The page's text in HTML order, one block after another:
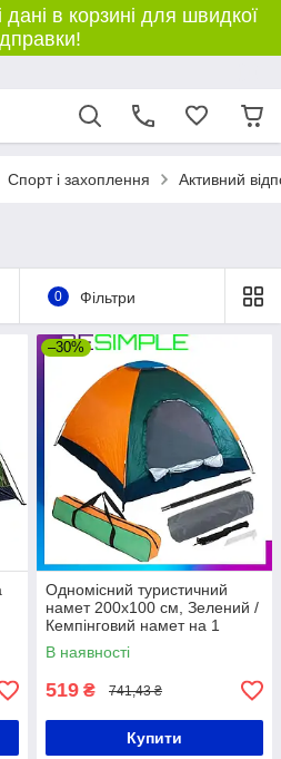
в корзині для швидкої
Спорт і захоплення Активний
0 Фільтри
–30%
Одномісний туристичний
намет 200х100 см, Зелений /
Кемпінговий намет на 1
особу / Намет для відпочинку
В наявності
519 ₴ 741,43 ₴
Купити